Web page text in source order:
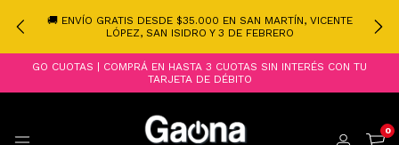
🚚 ENVÍO GRATIS DESDE $35.000 EN SAN MARTÍN, VICENTE
LÓPEZ, SAN ISIDRO Y 3 DE FEBRERO
GO CUOTAS | COMPRÁ EN HASTA 3 CUOTAS SIN INTERÉS CON TU
TARJETA DE DÉBITO
0